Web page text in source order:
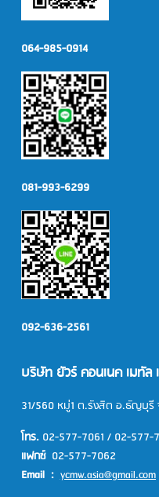
064-985-0914
081-993-6299
092-636-2561
บริษัท ยัวร์ คอนเนค เมทัล
31/560 หมู่1 ต.รังสิต อ.ธัญบุรี
โทร. 02-577-7061 / 02-577-
แฟกซ์02-577-7062
Email :ycmw.asia@gmail.com